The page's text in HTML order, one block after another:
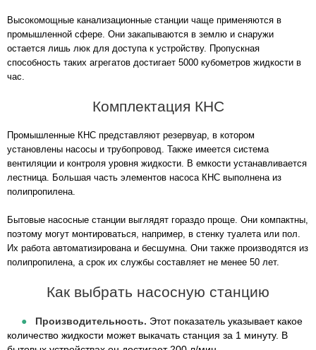
Высокомощные канализационные станции чаще применяются в
промышленной сфере. Они закапываются в землю и снаружи
остается лишь люк для доступа к устройству. Пропускная
способность таких агрегатов достигает 5000 кубометров жидкости в
час.
Комплектация КНС
Промышленные КНС представляют резервуар, в котором
установлены насосы и трубопровод. Также имеется система
вентиляции и контроля уровня жидкости. В емкости устанавливается
лестница. Большая часть элементов насоса КНС выполнена из
полипропилена.
Бытовые насосные станции выглядят гораздо проще. Они компактны,
поэтому могут монтироваться, например, в стенку туалета или пол.
Их работа автоматизирована и бесшумна. Они также производятся из
полипропилена, а срок их службы составляет не менее 50 лет.
Как выбрать насосную станцию
Производительность. Этот показатель указывает какое
количество жидкости может выкачать станция за 1 минуту. В